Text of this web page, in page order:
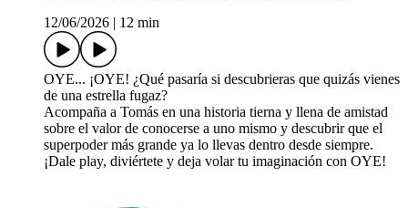
12/06/2026
12 min
OYE... ¡OYE! ¿Qué pasaría si descubrieras que quizás vienes
de una estrella fugaz?
Acompaña a Tomás en una historia tierna y llena de amistad
sobre el valor de conocerse a uno mismo y descubrir que el
superpoder más grande ya lo llevas dentro desde siempre.
¡Dale play, diviértete y deja volar tu imaginación con OYE!